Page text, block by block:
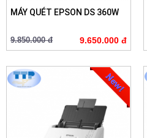
MÁY QUÉT EPSON DS 360W
9.850.000 đ 9.650.000 đ